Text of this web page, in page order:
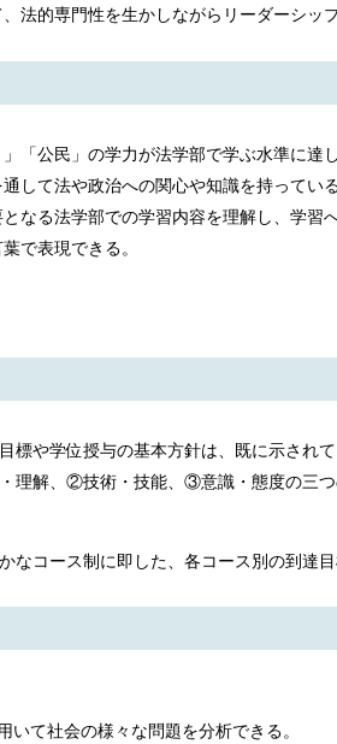
法的専門性を生かしながらリーダーシッ
「公民」の学力が法学部で学ぶ水準に達し
して法や政治への関心や知識を持っている
なる法学部での学習内容を理解し、学習
で表現できる。
標や学位授与の基本方針は、既に示され
理解、②技術・技能、③意識・態度の三
コース制に即した、各コース別の到達目
て社会の様々な問題を分析できる。